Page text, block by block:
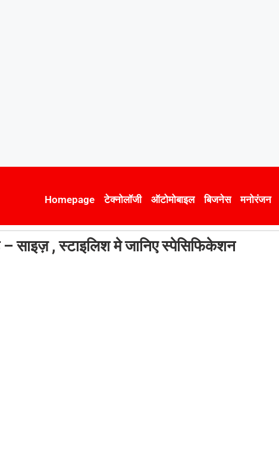
Homepage टेक्नोलॉजी ऑटोमोबाइल बिजनेस मनोरंजन
साइज़ , स्टाइलिश मे जानिए स्पेसिफिकेशन